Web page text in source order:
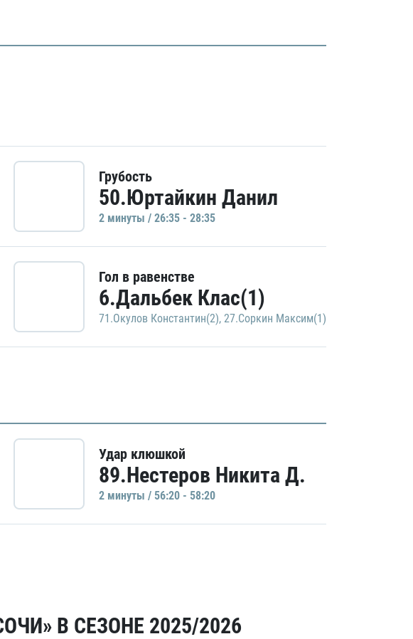
Грубость
50.Юртайкин Данил
2 минуты / 26:35 - 28:35
Гол в равенстве
6.Дальбек Клас(1)
71.Окулов Константин(2), 27.Соркин Максим(1)
Удар клюшкой
89.Нестеров Никита Д.
2 минуты / 56:20 - 58:20
В СЕЗОНЕ 2025/2026